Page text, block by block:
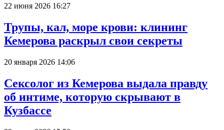
22 июня 2026 16:27
Трупы, кал, море крови: клининг
Кемерова раскрыл свои секреты
20 января 2026 14:06
Сексолог из Кемерова выдала правду
об интиме, которую скрывают в
Кузбассе